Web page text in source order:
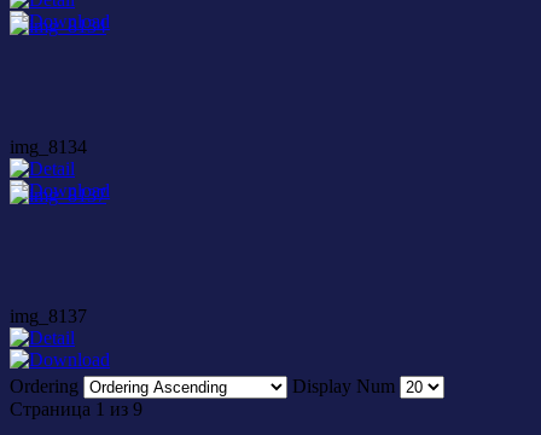
img_8134
img_8137
Ordering
Display Num
Страница 1 из 9